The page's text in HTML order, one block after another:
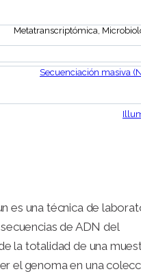
es una técnica de
de ADN del
la totalidad de una
el genoma en una
Metatranscriptómica,
Secuenciación masiva